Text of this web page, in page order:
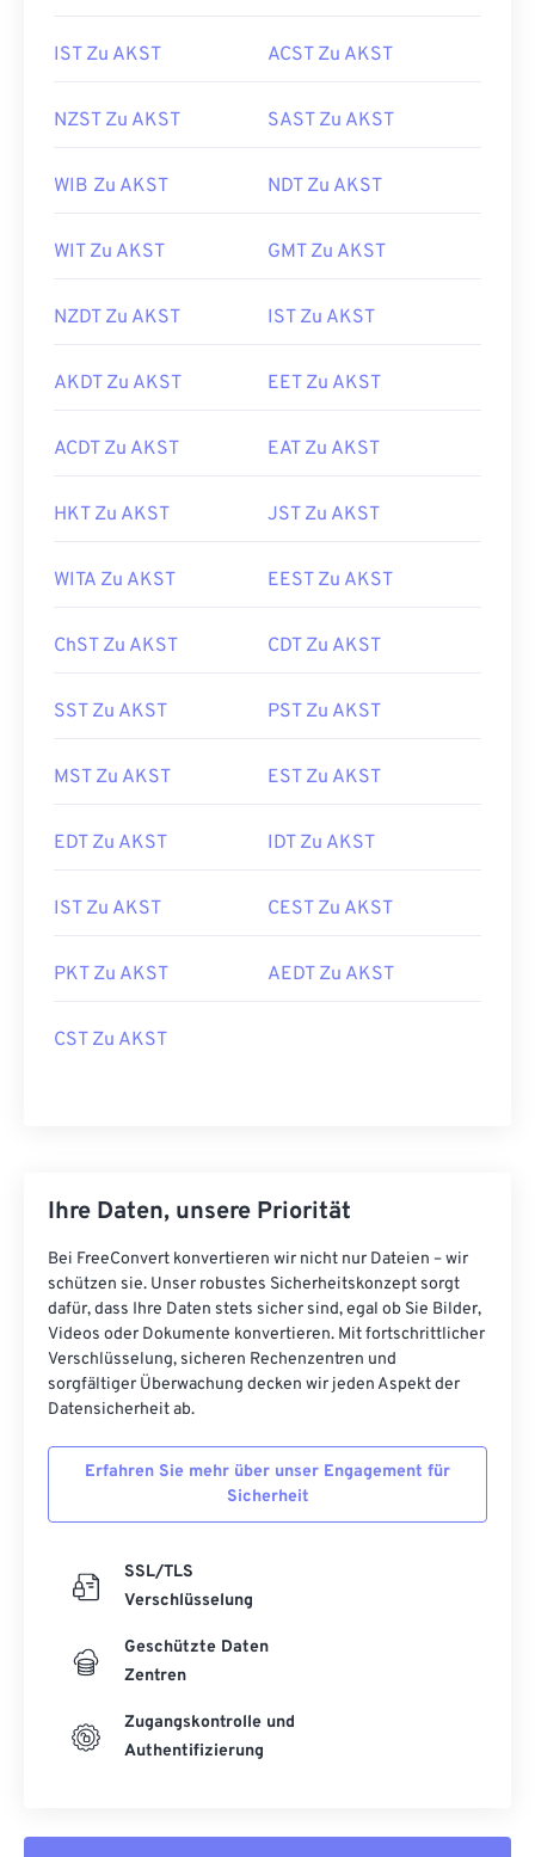
IST Zu AKST ACST Zu AKST
NZST Zu AKST SAST Zu AKST
WIB Zu AKST NDT Zu AKST
WIT Zu AKST GMT Zu AKST
NZDT Zu AKST IST Zu AKST
AKDT Zu AKST EET Zu AKST
ACDT Zu AKST EAT Zu AKST
HKT Zu AKST JST Zu AKST
WITA Zu AKST EEST Zu AKST
ChST Zu AKST CDT Zu AKST
SST Zu AKST PST Zu AKST
MST Zu AKST EST Zu AKST
EDT Zu AKST IDT Zu AKST
IST Zu AKST CEST Zu AKST
PKT Zu AKST AEDT Zu AKST
CST Zu AKST
Ihre Daten, unsere Priorität
Bei FreeConvert konvertieren wir nicht nur Dateien – wir
schützen sie. Unser robustes Sicherheitskonzept sorgt
dafür, dass Ihre Daten stets sicher sind, egal ob Sie Bilder,
Videos oder Dokumente konvertieren. Mit fortschrittlicher
Verschlüsselung, sicheren Rechenzentren und
sorgfältiger Überwachung decken wir jeden Aspekt der
Datensicherheit ab.
Erfahren Sie mehr über unser Engagement für
Sicherheit
SSL/TLS
Verschlüsselung
Geschützte Daten
Zentren
Zugangskontrolle und
Authentifizierung